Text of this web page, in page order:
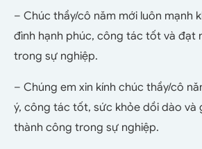
– Chúc thầy/cô năm mới luôn mạnh
đình hạnh phúc, công tác tốt và đạt
trong sự nghiệp.
– Chúng em xin kính chúc thầy/cô
ý, công tác tốt, sức khỏe dồi dào và
thành công trong sự nghiệp.